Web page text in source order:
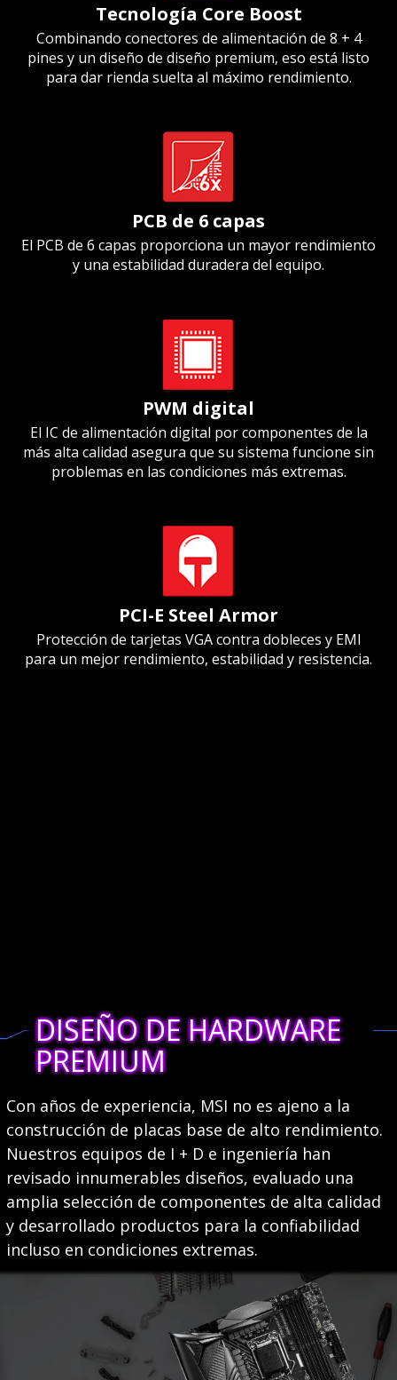
Tecnología Core Boost
Combinando conectores de alimentación de 8 + 4
pines y un diseño de diseño premium, eso está listo
para dar rienda suelta al máximo rendimiento.
PCB de 6 capas
El PCB de 6 capas proporciona un mayor rendimiento
y una estabilidad duradera del equipo.
PWM digital
El IC de alimentación digital por componentes de la
más alta calidad asegura que su sistema funcione sin
problemas en las condiciones más extremas.
PCI-E Steel Armor
Protección de tarjetas VGA contra dobleces y EMI
para un mejor rendimiento, estabilidad y resistencia.
DISEÑO DE HARDWARE
PREMIUM
Con años de experiencia, MSI no es ajeno a la
construcción de placas base de alto rendimiento.
Nuestros equipos de I + D e ingeniería han
revisado innumerables diseños, evaluado una
amplia selección de componentes de alta calidad
y desarrollado productos para la confiabilidad
incluso en condiciones extremas.